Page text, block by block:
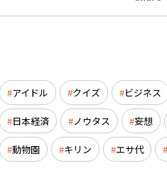
アイドル クイズ ビジネス
日本経済 ノウタス 妄想
動物園 キリン エサ代